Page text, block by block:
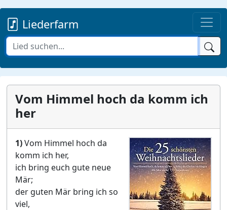
Liederfarm
Vom Himmel hoch da komm ich
her
1)Vom Himmel hoch da
komm ich her,
ich bring euch gute neue
Mär;
der guten Mär bring ich so
viel,